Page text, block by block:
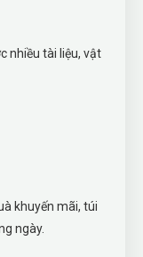
nhiều tài liệu, vật
khuyến mãi, túi
ngày.